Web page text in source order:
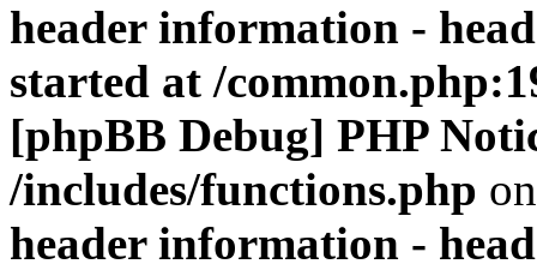
header information -
started at /
[phpBB Debug] PHP
/includes/functions.php
header information -